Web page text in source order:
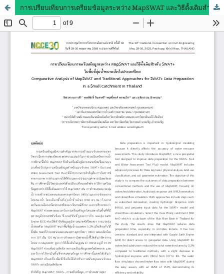
การเปรียบเทียบการเตรียมข้อมูลระหว่าง MapSWAT และวิธีดั้งเดิมสำหรับ SWAT+ ในพื้นที่ลุ่มน้ำขนาดเล็กในประเทศไทย